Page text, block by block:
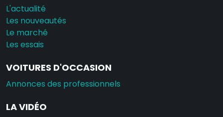
L'actualité
Les nouveautés
Le marché
Les essais
VOITURES D'OCCASION
Annonces des professionnels
LA VIDÉO